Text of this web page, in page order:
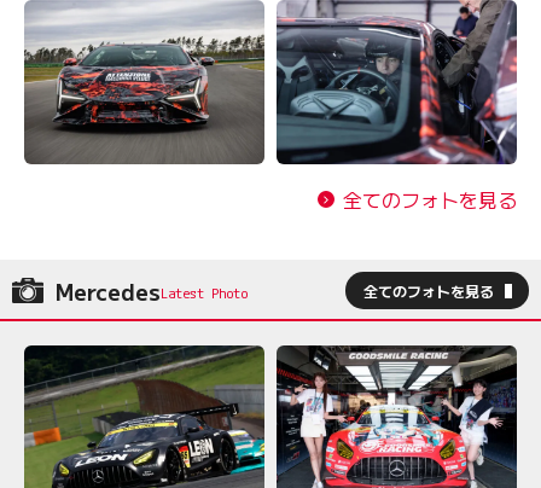
全てのフォトを見る
Mercedes 全てのフォトを見る